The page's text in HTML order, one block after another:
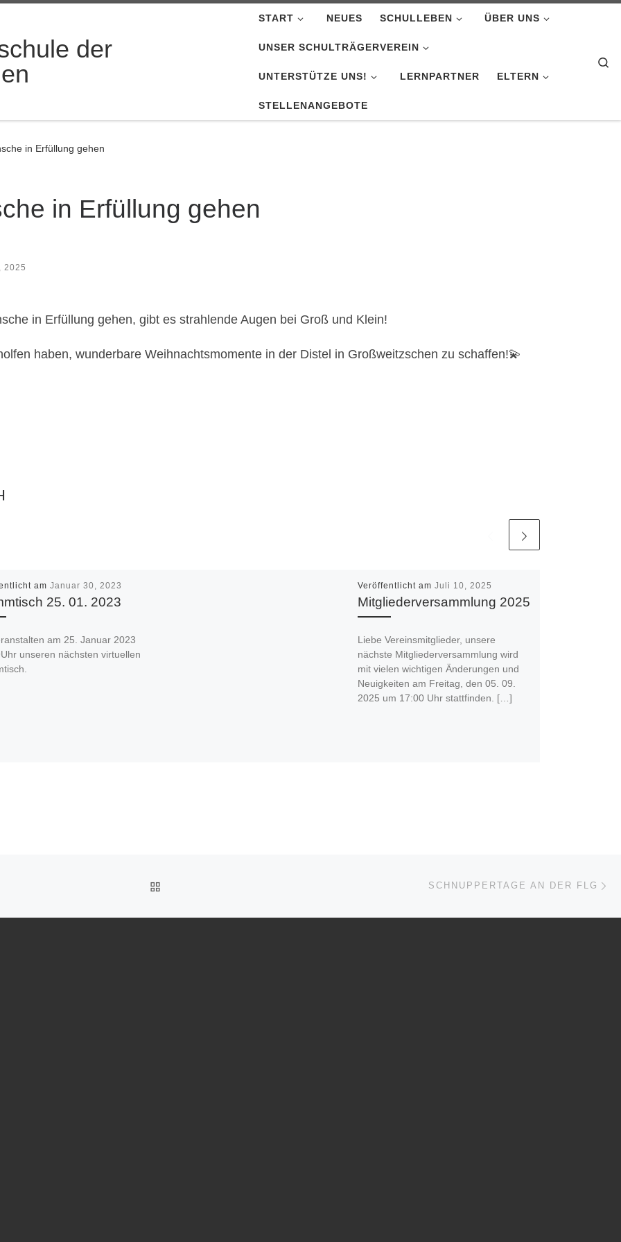
der
START NEUES SCHULLEBEN ÜBER UNS
UNSER SCHULTRÄGERVEREIN
UNTERSTÜTZE UNS! LERNPARTNER ELTERN
STELLENANGEBOTE
in Erfüllung gehen
in Erfüllung gehen
2025
in Erfüllung gehen, gibt es strahlende Augen bei Groß und Klein!
haben, wunderbare Weihnachtsmomente in der Distel in Großweitzschen zu schaffen!💫
am Januar 30, 2023
25. 01. 2023
am 25. Januar 2023
unseren nächsten virtuellen
Veröffentlicht am Juli 10, 2025
Mitgliederversammlung 2025
Liebe Vereinsmitglieder, unsere
nächste Mitgliederversammlung wird
mit vielen wichtigen Änderungen und
Neuigkeiten am Freitag, den 05. 09.
2025 um 17:00 Uhr stattfinden. […]
SCHNUPPERTAGE AN DER FLG